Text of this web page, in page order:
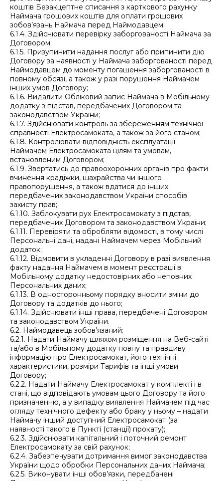
коштів Безакцептне списання з карткового рахунку
Наймача грошових коштів для оплати грошових
зобов’язань Наймача перед Наймодавцем;
6.1.4. Здійснювати перевірку заборгованості Наймача за
Договором;
6.1.5. Призупинити надання послуг або припинити дію
Договору за наявності у Наймача заборгованості перед
Наймодавцем до моменту погашення заборгованості в
повному обсязі, а також у разі порушення Наймачем
інших умов Договору;
6.1.6. Видалити Обліковий запис Наймача в Мобільному
додатку з підстав, передбачених Договором та
законодавством України;
6.1.7. Здійснювати контроль за збереженням технічної
справності Електросамоката, а також за його станом;
6.1.8. Контролювати відповідність експлуатації
Наймачем Електросамоката цілям та умовам,
встановленим Договором;
6.1.9. Звертатись до правоохоронних органів про факти
вчинення крадіжки, шахрайства чи іншого
правопорушення, а також вдатися до інших
передбачених законодавством України способів
захисту прав;
6.1.10. Заблокувати рух Електросамокату з підстав,
передбачених Договором та законодавством України;
6.1.11. Перевіряти та обробляти відомості, в тому числі
Персональні дані, надані Наймачем через Мобільний
додаток;
6.1.12. Відмовити в укладенні Договору в разі виявлення
факту надання Наймачем в момент реєстрації в
Мобільному додатку недостовірних або неповних
Персональних даних;
6.1.13. В односторонньому порядку вносити зміни до
Договору та додатків до нього;
6.1.14. Здійснювати інші права, передбачені Договором
та законодавством України.
6.2. Наймодавець зобов’язаний:
6.2.1. Надати Наймачу шляхом розміщення на Веб-сайті
та/або в Мобільному додатку повну та правдиву
інформацію про Електросамокат, його технічні
характеристики, розміри Тарифів та інші умови
Договору;
6.2.2. Надати Наймачу Електросамокат у комплекті і в
стані, що відповідають умовам цього Договору та його
призначенню, а у випадку виявлення Наймачем під час
огляду технічного дефекту або браку у ньому – надати
Наймачу інший доступний Електросамокат (за
наявності такого в Пункті (станції) прокату);
6.2.3. Здійснювати капітальний і поточний ремонт
Електросамокату за свій рахунок;
6.2.4. Забезпечувати дотримання вимог законодавства
України щодо обробки Персональних даних Наймача;
6.2.5. Виконувати інші обов’язки, передбачені